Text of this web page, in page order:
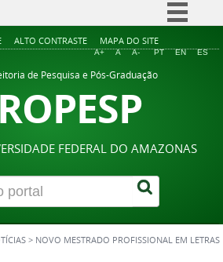
Simplifique!
Acesso à informação
ALTO CONTRASTE MAPA DO SITE
A+ A A- PT EN ES
de Pesquisa e Pós-Graduação
FEDERAL DO AMAZONAS
> NOVO MESTRADO PROFISSIONAL EM LETRAS